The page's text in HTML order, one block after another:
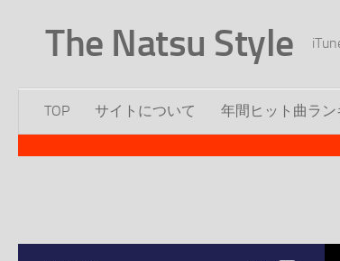
The Natsu Style
TOP サイトについて 年間ヒット曲ラン